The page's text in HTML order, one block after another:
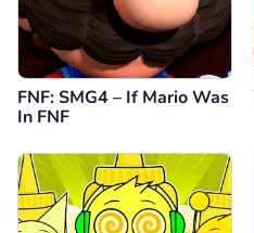
FNF: SMG4 – If Mario Was
In FNF